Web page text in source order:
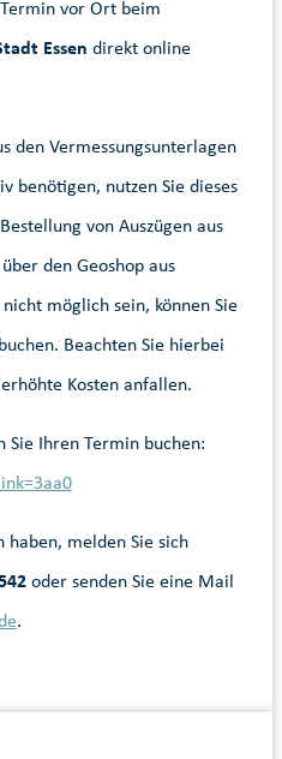
vor Ort beim
Essen direkt online
den Vermessungsunterlagen
benötigen, nutzen Sie dieses
von Auszügen aus
den Geoshop aus
möglich sein, können Sie
Beachten Sie hierbei
Kosten anfallen.
Sie Ihren Termin buchen:
haben, melden Sie sich
oder senden Sie eine Mail
.